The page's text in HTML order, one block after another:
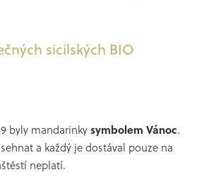
sicilských BIO
byly mandarinkysymbolem Vánoc.
a každý je dostával pouze na
neplatí.